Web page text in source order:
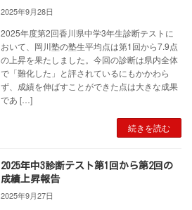
2025年9月28日
2025年度第2回香川県中学3年生診断テストに
おいて、岡川塾の塾生平均点は第1回から7.9点
の上昇を果たしました。今回の診断は県内全体
で「難化した」と評されているにもかかわら
ず、成績を伸ばすことができた点は大きな成果
であ […]
続きを読む
2025年中3診断テスト第1回から第2回の
成績上昇報告
2025年9月27日